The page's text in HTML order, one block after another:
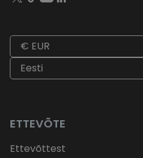
€ EUR
Eesti
ETTEVÕTE
Ettevõttest